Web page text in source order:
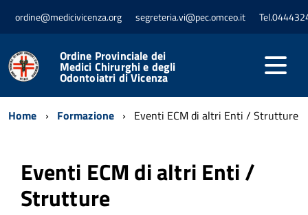
ordine@medicivicenza.org segreteria.vi@pec.omceo.it
Ordine Provinciale dei
Medici Chirurghi e degli
Odontoiatri di Vicenza
Home Formazione Eventi ECM di altri Enti / Strutture
Eventi ECM di altri Enti /
Strutture